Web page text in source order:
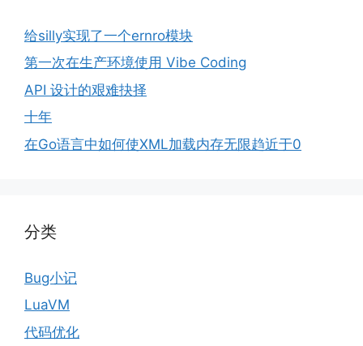
给silly实现了一个ernro模块
第一次在生产环境使用 Vibe Coding
API 设计的艰难抉择
十年
在Go语言中如何使XML加载内存无限趋近于0
分类
Bug小记
LuaVM
代码优化